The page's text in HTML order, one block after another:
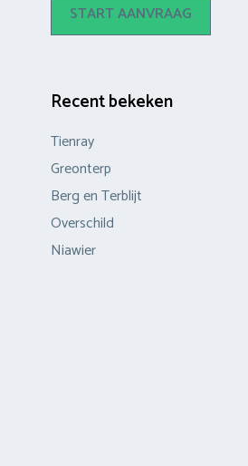
START AANVRAAG
Recent bekeken
Tienray
Greonterp
Berg en Terblijt
Overschild
Niawier